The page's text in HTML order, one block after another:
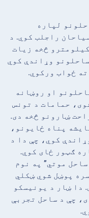
لپاره
راجلب کوي. د
هیواد مدیترانې ساحل له ۱۳۰۰ کیلومترو څخه زیات
وړاندې کوي
ځواب ورکوي.
او روښانه
حمامات د تونس
ښارونو څخه دی.
پناه ځایونو،
کوي، چې دا د
ګټور ځای کوي.
موتي” په نوم
پوښل شوي ښکلي
دا ښار د یونیسکو
چې د ساحل تجربې